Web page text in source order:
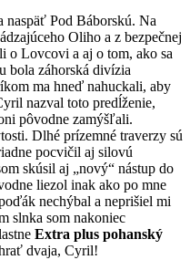
naspäť Pod Báborskú. Na
Oliho a z bezpečnej
o Lovcovi a aj o tom, ako sa
bola záhorská divízia
ma hneď nahuckali, aby
nazval toto predĺženie,
pôvodne zamýšľali.
Dlhé prízemné traverzy sú
pocvičil aj silovú
skúsil aj „nový“ nástup do
liezol inak ako po mne
nechýbal a neprišiel mi
slnka som nakoniec
Extra plus pohanský
dvaja, Cyril!